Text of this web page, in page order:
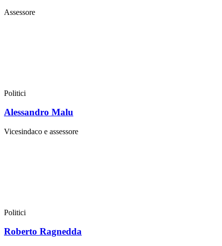
Assessore
Politici
Alessandro Malu
Vicesindaco e assessore
Politici
Roberto Ragnedda